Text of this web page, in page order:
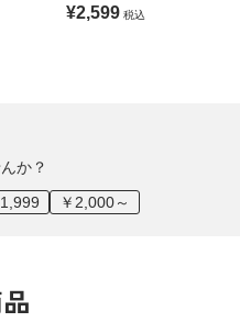
¥2,599 税込
か？
￥2,000～